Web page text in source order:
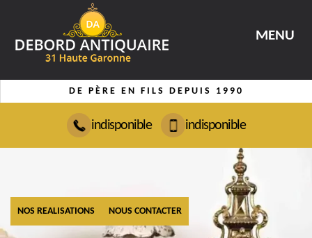
MENU
DE PÈRE EN FILS DEPUIS 1990
indisponible indisponible
NOS REALISATIONS NOUS CONTACTER